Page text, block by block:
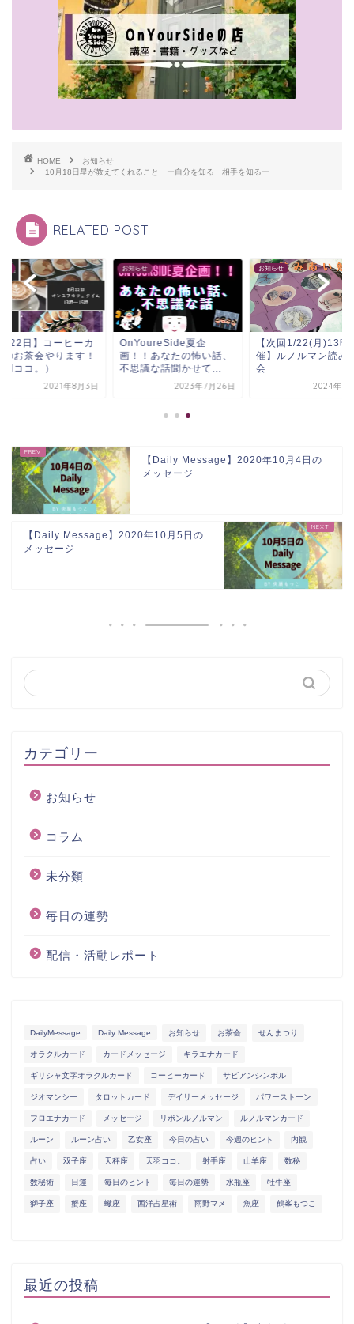
HOME
お知らせ
10月18日星が教えてくれること ー自分を知る 相手を知るー
RELATED POST
22日】コーヒーカ
のお茶会やります！
ココ。）
2021年8月3日
お知らせ
OnYoureSide夏企
画！！あなたの怖い話、
不思議な話聞かせて...
2023年7月26日
お知らせ
【次回1/22(月)13時
催】ルノルマン読み
会
2024年1
【Daily Message】2020年10月4日の
メッセージ
【Daily Message】2020年10月5日の
メッセージ
カテゴリー
お知らせ
コラム
未分類
毎日の運勢
配信・活動レポート
DailyMessage Daily Message お知らせ お茶会 せんまつり
オラクルカード カードメッセージ キラエナカード
ギリシャ文字オラクルカード コーヒーカード サビアンシンボル
ジオマンシー タロットカード デイリーメッセージ パワーストーン
フロエナカード メッセージ リボンルノルマン ルノルマンカード
ルーン ルーン占い 乙女座 今日の占い 今週のヒント 内観
占い 双子座 天秤座 天羽ココ。 射手座 山羊座 数秘
数秘術 日運 毎日のヒント 毎日の運勢 水瓶座 牡牛座
獅子座 蟹座 蠍座 西洋占星術 雨野マメ 魚座 鶴峯もつこ
最近の投稿